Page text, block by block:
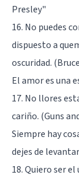
Presley"
16. No puedes
dispuesto a
oscuridad.
El amor es una
17. No llores
cariño. (Guns
Siempre hay
dejes de
18. Quiero ser